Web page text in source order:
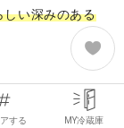
しい深みのある
鬼』
する MY冷蔵庫